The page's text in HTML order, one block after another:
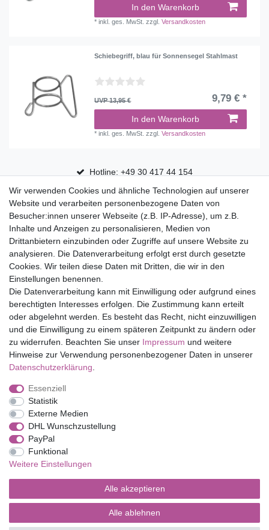
In den Warenkorb
*inkl. ges. MwSt. zzgl.Versandkosten
Schiebegriff, blau für Sonnensegel Stahlmast
UVP 13,95 € 9,79 € *
In den Warenkorb
*inkl. ges. MwSt. zzgl.Versandkosten
Hotline: +49 30 417 44 154
30 Tage Rückgaberecht
Versandfrei ab 75 € in Deutschland
Top Marken
Eduplay
Folia Bringmann
Shop
Mein Konto
Service
Versandkosten
Impressum
Barrierefreiheitserklärung
Wir verwenden Cookies und ähnliche Technologien auf unserer
Website und verarbeiten personenbezogene Daten von
Besucher:innen unserer Webseite (z.B. IP-Adresse), um z.B.
Inhalte und Anzeigen zu personalisieren, Medien von
Drittanbietern einzubinden oder Zugriffe auf unsere Website zu
analysieren. Die Datenverarbeitung erfolgt erst durch gesetzte
Cookies. Wir teilen diese Daten mit Dritten, die wir in den
Einstellungen benennen.
Die Datenverarbeitung kann mit Einwilligung oder aufgrund eines
berechtigten Interesses erfolgen. Die Zustimmung kann erteilt
oder abgelehnt werden. Es besteht das Recht, nicht einzuwilligen
und die Einwilligung zu einem späteren Zeitpunkt zu ändern oder
zu widerrufen. Beachten Sie unser Impressum und weitere
Hinweise zur Verwendung personenbezogener Daten in unserer
Daten­schutz­erklärung
Essenziell
Statistik
Externe Medien
DHL Wunschzustellung
PayPal
Funktional
Weitere Einstellungen
Alle akzeptieren
Alle ablehnen